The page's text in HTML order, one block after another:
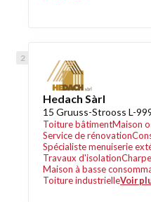
Hedach Sàrl
15 Gruuss-Strooss L-
Toiture bâtimentMaison
Service de rénovation
Spécialiste menuiserie
Travaux d'isolation
Maison à basse
Toiture industrielleVoir